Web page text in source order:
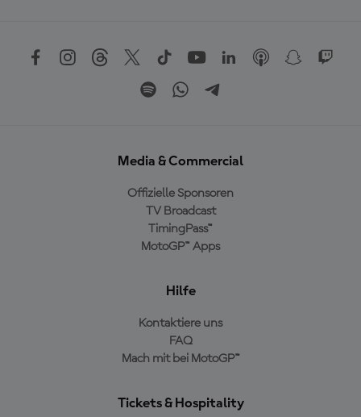
Media & Commercial
Offizielle Sponsoren
TV Broadcast
TimingPass™
MotoGP™ Apps
Hilfe
Kontaktiere uns
FAQ
Mach mit bei MotoGP™
Tickets & Hospitality